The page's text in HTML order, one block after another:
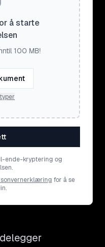
å starte
100 MB!
ende-kryptering og
for å se